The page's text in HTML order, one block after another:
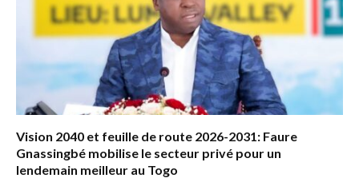
Vision 2040 et feuille de route 2026-2031: Faure
Gnassingbé mobilise le secteur privé pour un
lendemain meilleur au Togo